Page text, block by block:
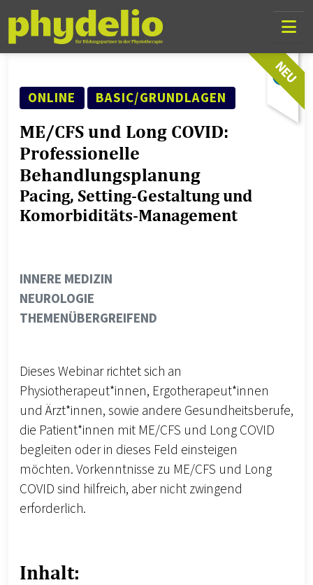
Skip LinksSkip to content
Skip to mobile navigation
Go to website search page
SEMINAR ART
ONLINE FORTSCHRITTSLEVEL
BASIC/GRUNDLAGEN
ME/CFS und Long COVID:
Professionelle
Behandlungsplanung
Pacing, Setting-Gestaltung und
Komorbiditäts-Management
THEMENGEBIET
INNERE MEDIZIN
NEUROLOGIE
THEMENÜBERGREIFEND
Dieses Webinar richtet sich an
Physiotherapeut*innen, Ergotherapeut*innen
und Ärzt*innen, sowie andere Gesundheitsberufe,
die Patient*innen mit ME/CFS und Long COVID
begleiten oder in dieses Feld einsteigen
möchten. Vorkenntnisse zu ME/CFS und Long
COVID sind hilfreich, aber nicht zwingend
erforderlich.
Inhalt:
NEU